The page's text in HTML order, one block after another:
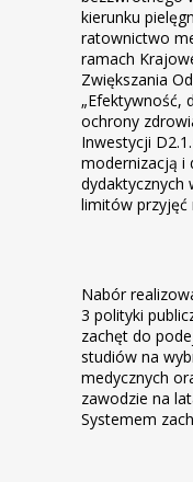
kierunku
ratownictwo
ramach
Zwiększania
„Efektywność,
ochrony
Inwestycji
modernizacją i
dydaktycznych
limitów przyjęć
Nabór
3 polityki
zachęt do
studiów na
medycznych
zawodzie na
Systemem